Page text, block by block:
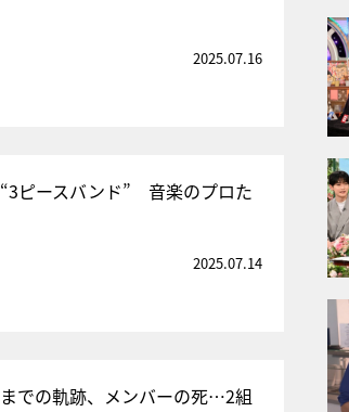
2025.07.16
ピースバンド” 音楽のプロた
2025.07.14
での軌跡、メンバーの死…2組